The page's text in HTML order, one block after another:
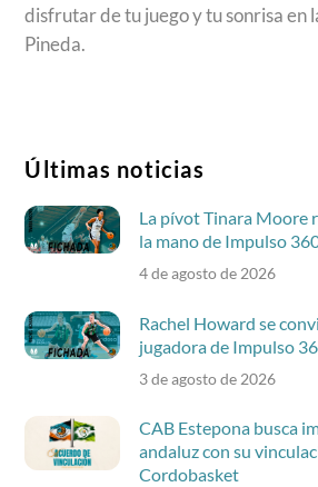
disfrutar de tu juego y tu sonrisa en
Pineda.
Últimas noticias
La pívot Tinara Moore
la mano de Impulso
4 de agosto de 2026
Rachel Howard se
jugadora de Impulso
3 de agosto de 2026
CAB Estepona busca
andaluz con su
Cordobasket